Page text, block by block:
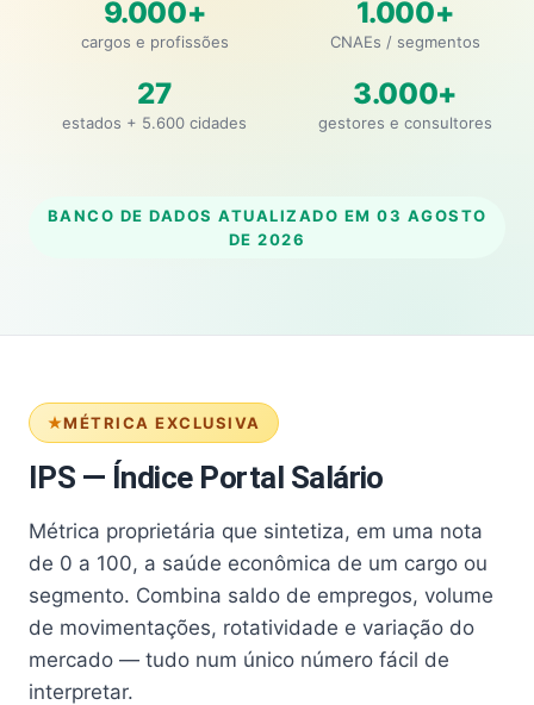
9.000+
cargos e profissões
1.000+
CNAEs / segmentos
27
estados + 5.600 cidades
3.000+
gestores e consultores
BANCO DE DADOS ATUALIZADO EM 03 AGOSTO
DE 2026
MÉTRICA EXCLUSIVA
IPS — Índice Portal Salário
Métrica proprietária que sintetiza, em uma nota
de 0 a 100, a saúde econômica de um cargo ou
segmento. Combina saldo de empregos, volume
de movimentações, rotatividade e variação do
mercado — tudo num único número fácil de
interpretar.